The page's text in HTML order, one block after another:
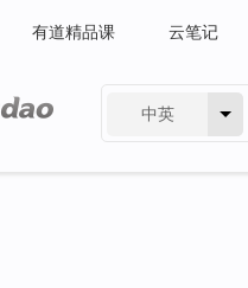
有道精品课 云笔记
中英